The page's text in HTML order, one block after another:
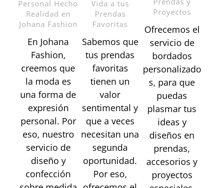
Personal Hecho
Realidad en
Johana Fashion
En Johana
Fashion,
creemos que
la moda es
una forma de
expresión
personal. Por
eso, nuestro
servicio de
diseño y
confección
Vida a tus
Prendas
Favoritas
Sabemos que
tus prendas
favoritas
tienen un
valor
sentimental y
que a veces
necesitan una
segunda
oportunidad.
Por eso,
Proyectos
Ofrecemos el
servicio de
bordados
personalizado
s, para que
puedas
plasmar tus
ideas y
diseños en
prendas,
accesorios y
proyectos